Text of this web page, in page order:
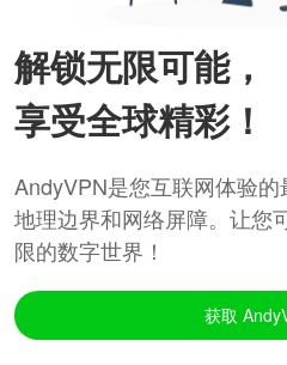
解锁无限可能，
享受全球精彩！
AndyVPN是您互联网体验
地理边界和网络屏障。让您
限的数字世界！
获取